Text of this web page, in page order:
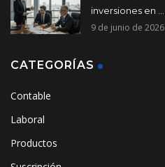
inversiones en ...
9 de junio de 2026
CATEGORÍAS
Contable
Laboral
Productos